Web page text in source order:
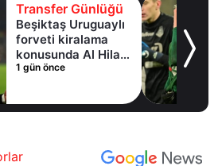
Transfer Günlüğü
Beşiktaş Uruguaylı
forveti kiralama
konusunda Al Hilal
ile anlaştı! Adım
1 gün önce